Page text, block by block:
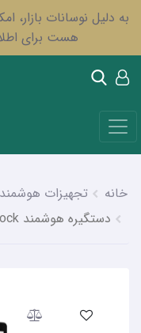
به دلیل نوسانات
هست برای
خانه تجهیزات
دستگیره هوشمند ilock مدل V3